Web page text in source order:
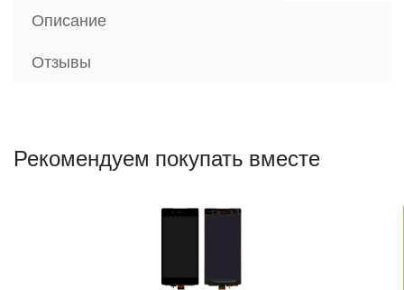
Описание
Отзывы
Рекомендуем покупать вместе